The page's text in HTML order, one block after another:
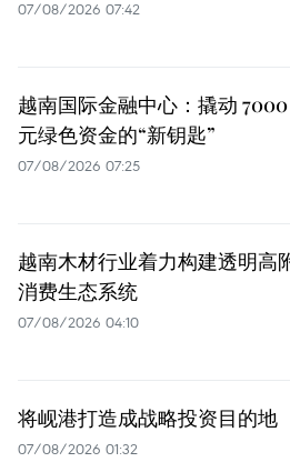
07/08/2026 07:42
越南国际金融中心：撬动
元绿色资金的“新钥匙”
07/08/2026 07:25
越南木材行业着力构建透明高
消费生态系统
07/08/2026 04:10
将岘港打造成战略投资目的地
07/08/2026 01:32